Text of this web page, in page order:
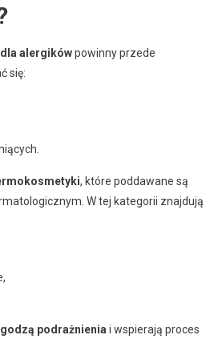
alergikówpowinny przede
się:
, które poddawane są
W tej kategorii znajdują
podrażnienia i wspierają proces